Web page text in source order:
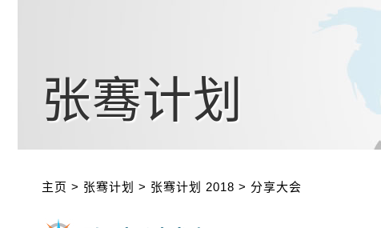
张骞计划
主页 > 张骞计划 > 张骞计划 2018 > 分享大会